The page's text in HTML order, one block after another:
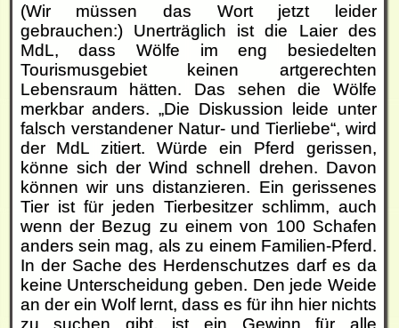
(Wir müssen das Wort jetzt leider
gebrauchen:) Unerträglich ist die Laier des
MdL, dass Wölfe im eng besiedelten
Tourismusgebiet keinen artgerechten
Lebensraum hätten. Das sehen die Wölfe
merkbar anders. „Die Diskussion leide unter
falsch verstandener Natur- und Tierliebe“, wird
der MdL zitiert. Würde ein Pferd gerissen,
könne sich der Wind schnell drehen. Davon
können wir uns distanzieren. Ein gerissenes
Tier ist für jeden Tierbesitzer schlimm, auch
wenn der Bezug zu einem von 100 Schafen
anders sein mag, als zu einem Familien-Pferd.
In der Sache des Herdenschutzes darf es da
keine Unterscheidung geben. Den jede Weide
an der ein Wolf lernt, dass es für ihn hier nichts
zu suchen gibt, ist ein Gewinn für alle